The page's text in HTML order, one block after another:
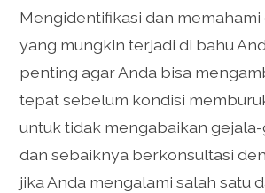
Mengidentifikasi dan
yang mungkin terjadi di bahu
penting agar Anda bisa
tepat sebelum kondisi
untuk tidak mengabaikan
dan sebaiknya berkonsultasi
jika Anda mengalami salah satu